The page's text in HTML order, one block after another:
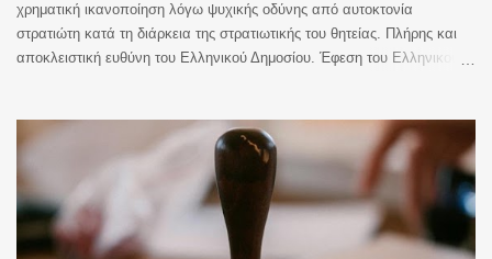
χρηματική ικανοποίηση λόγω ψυχικής οδύνης από αυτοκτονία
στρατιώτη κατά τη διάρκεια της στρατιωτικής του θητείας. Πλήρης και
αποκλειστική ευθύνη του Ελληνικού Δημοσίου. Έφεση του Ελληνικού
αγωγή αποζημίωσης για χρηματική ικανοποίηση λόγω ψυχικής οδύνης
και αναγνωρίστηκε η υποχρέωση του εκκαλούντος Δημοσίου να
καταβάλει στην εφεσίβλητη το συνολικό ποσό των 110.000€ (70.000€
ατομικά και 40.000€ ως μοναδική κληρονόμο των αποβιωσάντων
γονέων της, ήτοι 20.000€ για λογαριασμό εκάστου), ως εύλογη
χρηματική ικανοποίηση για την ψυχική οδύνη που υπέστησαν η ίδια και